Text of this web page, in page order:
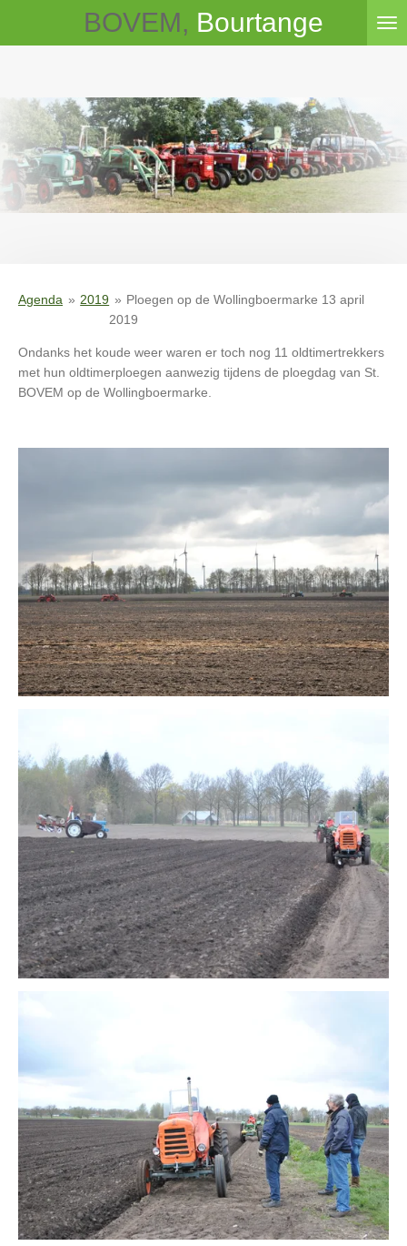
hoofdinhoud
BOVEM, Bourtange
Agenda » 2019 » Ploegen op de Wollingboermarke 13 april
2019
Ondanks het koude weer waren er toch nog 11 oldtimertrekkers
met hun oldtimerploegen aanwezig tijdens de ploegdag van St.
BOVEM op de Wollingboermarke.